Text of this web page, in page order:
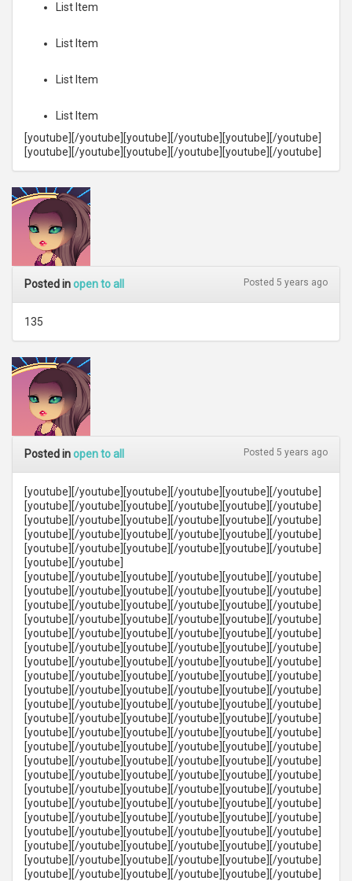
List Item
List Item
List Item
List Item
[youtube][/youtube][youtube][/youtube][youtube][/youtube]
[youtube][/youtube][youtube][/youtube][youtube][/youtube]
Posted inopen to all Posted 5 years ago
135
Posted inopen to all Posted 5 years ago
[youtube][/youtube][youtube][/youtube][youtube][/youtube]
[youtube][/youtube][youtube][/youtube][youtube][/youtube]
[youtube][/youtube][youtube][/youtube][youtube][/youtube]
[youtube][/youtube][youtube][/youtube][youtube][/youtube]
[youtube][/youtube][youtube][/youtube][youtube][/youtube]
[youtube][/youtube]
[youtube][/youtube][youtube][/youtube][youtube][/youtube]
[youtube][/youtube][youtube][/youtube][youtube][/youtube]
[youtube][/youtube][youtube][/youtube][youtube][/youtube]
[youtube][/youtube][youtube][/youtube][youtube][/youtube]
[youtube][/youtube][youtube][/youtube][youtube][/youtube]
[youtube][/youtube][youtube][/youtube][youtube][/youtube]
[youtube][/youtube][youtube][/youtube][youtube][/youtube]
[youtube][/youtube][youtube][/youtube][youtube][/youtube]
[youtube][/youtube][youtube][/youtube][youtube][/youtube]
[youtube][/youtube][youtube][/youtube][youtube][/youtube]
[youtube][/youtube][youtube][/youtube][youtube][/youtube]
[youtube][/youtube][youtube][/youtube][youtube][/youtube]
[youtube][/youtube][youtube][/youtube][youtube][/youtube]
[youtube][/youtube][youtube][/youtube][youtube][/youtube]
[youtube][/youtube][youtube][/youtube][youtube][/youtube]
[youtube][/youtube][youtube][/youtube][youtube][/youtube]
[youtube][/youtube][youtube][/youtube][youtube][/youtube]
[youtube][/youtube][youtube][/youtube][youtube][/youtube]
[youtube][/youtube][youtube][/youtube][youtube][/youtube]
[youtube][/youtube][youtube][/youtube][youtube][/youtube]
[youtube][/youtube][youtube][/youtube][youtube][/youtube]
[youtube][/youtube][youtube][/youtube][youtube][/youtube]